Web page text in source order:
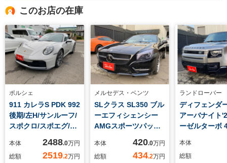
このお店の在庫
ポルシェ
911 カレラS PDK 992
後期/左H/サンルーフ/
スポクロ/スポエグ/RS
ール/サイドデカール/
レザーPKG/GTステア
本体 2488.0万円
総額
2519.2万円
メルセデス・ベンツ
SLクラス SL350 ブル
ーエフィシェンシー
AMGスポーツパッケ
pkgチェッカーフラッ
グメーターAMGスポ
本体 420.0万円
総額
434.2万円
ランドローバー
ディフェンダ
アーバナイト
ーゼルターボ
ジタルインナ
ー・エクステ
本体
総額